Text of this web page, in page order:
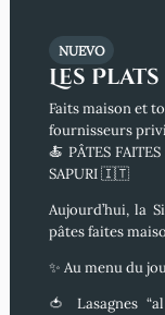
NUEVO
Les
Faits maison et
fournisseurs
🍝 PÂTES
SAPURI🇮🇹
Aujourd’hui, la
pâtes faites
✨ Au menu du
🍅 Lasagnes